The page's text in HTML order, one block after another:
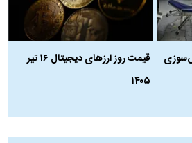
قیمت روز ارز‌های دیجیتال ۱۶ تیر
۱۴۰۵